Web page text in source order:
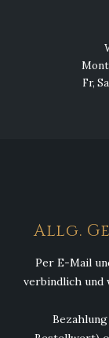
Fr,
Allg.
Per E-Mail
verbindlich und